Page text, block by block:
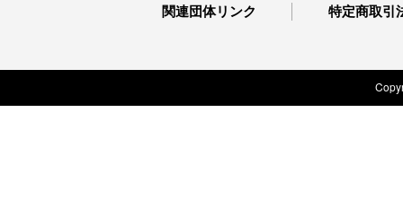
関連団体リンク 特定商取引